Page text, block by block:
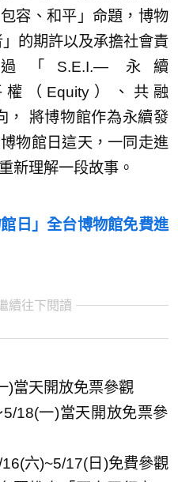
容、和平」命題，博物
的期許以及承擔社會責
「S.E.I.— 永續
權（Equity）、共融
， 將博物館作為永續發
物館日這天，一同走進
新理解一段故事。
日」全台博物館免費進
續往下閱讀
)當天開放免票參觀
18(一)當天開放免票參
六)~5/17(日)免費參觀